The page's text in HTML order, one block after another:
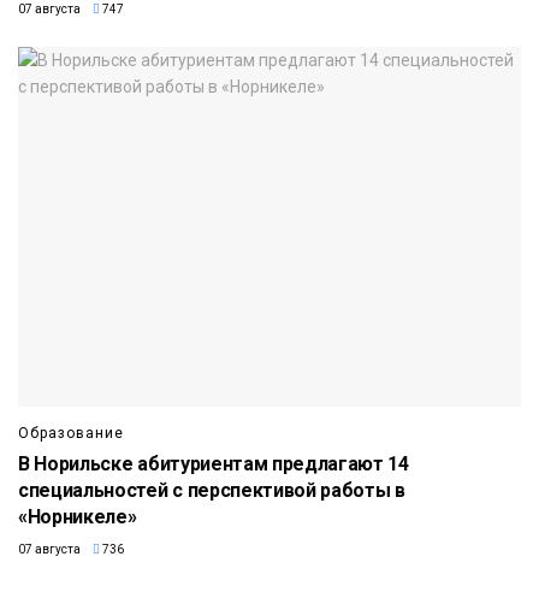
07 августа 747
Образование
В Норильске абитуриентам предлагают 14
специальностей с перспективой работы в
«Норникеле»
07 августа 736